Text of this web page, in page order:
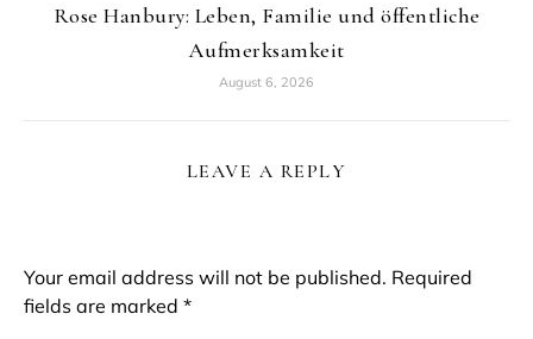
Rose Hanbury: Leben, Familie und öffentliche
Aufmerksamkeit
August 6, 2026
LEAVE A REPLY
Your email address will not be published. Required
fields are marked *